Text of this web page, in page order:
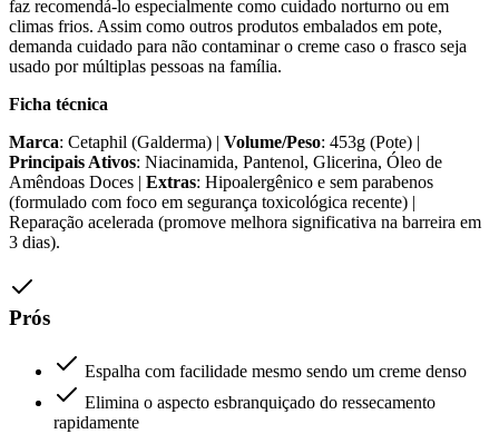
faz recomendá-lo especialmente como cuidado norturno ou em
climas frios. Assim como outros produtos embalados em pote,
demanda cuidado para não contaminar o creme caso o frasco seja
usado por múltiplas pessoas na família.
Ficha técnica
Marca: Cetaphil (Galderma) | Volume/Peso: 453g (Pote) |
Principais Ativos: Niacinamida, Pantenol, Glicerina, Óleo de
Amêndoas Doces | Extras: Hipoalergênico e sem parabenos
(formulado com foco em segurança toxicológica recente) |
Reparação acelerada (promove melhora significativa na barreira em
3 dias).
Prós
Espalha com facilidade mesmo sendo um creme denso
Elimina o aspecto esbranquiçado do ressecamento
rapidamente